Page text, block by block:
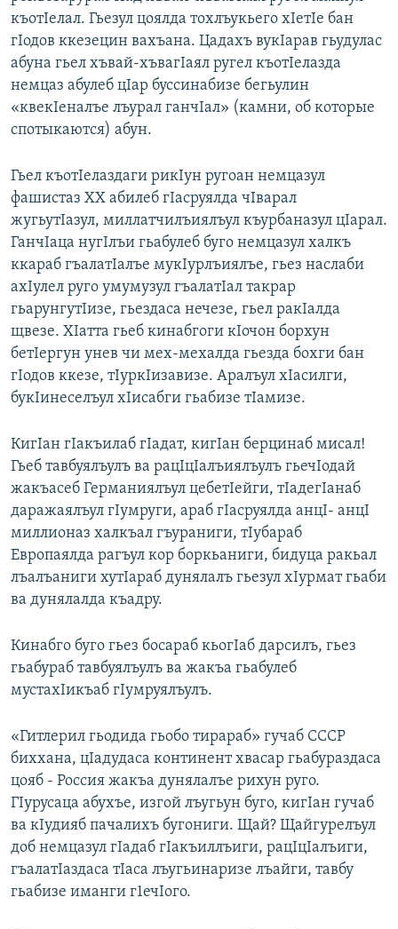
къотIелал. Гьезул цоялда тохлъукьего хIетIе бан
гIодов ккезецин вахъана. Цадахъ вукIарав гьудулас
абуна гьел хъвай-хъвагIаял ругел къотIелазда
немцаз абулеб цIар буссинабизе бегьулин
«квекIеналъе лъурал ганчIал» (камни, об которые
спотыкаются) абун.
Гьел къотIелаздаги рикIун ругоан немцазул
фашистаз ХХ абилеб гIасруялда чIварал
жугьутIазул, миллатчилъиялъул къурбаназул цIарал.
ГанчIаца нугIлъи гьабулеб буго немцазул халкъ
ккараб гъалатIалъе мукIурлъиялъе, гьез наслаби
ахIулел руго умумузул гъалатIал такрар
гьарунгутIизе, гьездаса нечезе, гьел ракIалда
щвезе. ХIатта гьеб кинабгоги кIочон борхун
бетIергун унев чи мех-мехалда гьезда бохги бан
гIодов ккезе, тIуркIизавизе. Аралъул хIасилги,
букIинеселъул хIисабги гьабизе тIамизе.
КигIан гIакъилаб гIадат, кигIан берцинаб мисал!
Гьеб тавбуялъулъ ва рацIцIалъиялъулъ гьечIодай
жакъасеб Германиялъул цебетIейги, тIадегIанаб
даражаялъул гIумруги, араб гIасруялда анцI- анцI
миллионаз халкъал гъураниги, тIубараб
Европаялда рагъул кор боркьаниги, бидуца ракьал
лъалъаниги хутIараб дунялалъ гьезул хIурмат гьаби
ва дунялалда къадру.
Кинабго буго гьез босараб кьогIаб дарсилъ, гьез
гьабураб тавбуялъулъ ва жакъа гьабулеб
мустахIикъаб гIумруялъулъ.
«Гитлерил гьодида гьобо тирараб» гучаб СССР
биххана, цIадудаса континент хвасар гьабураздаса
цояб - Россия жакъа дунялалъе рихун руго.
ГIурусаца абухъе, изгой лъугьун буго, кигIан гучаб
ва кIудияб пачалихъ бугониги. Щай? Щайгурелъул
доб немцазул гIадаб гIакъиллъиги, рацIцIалъиги,
гъалатIаздаса тIаса лъугьинаризе лъайги, тавбу
гьабизе иманги г1ечIого.